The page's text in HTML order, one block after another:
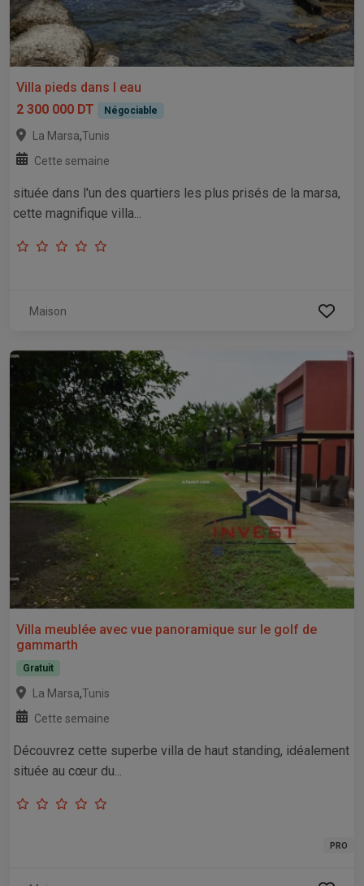
Villa pieds dans l eau
2 300 000 DT
Négociable
La Marsa,Tunis
Cette semaine
située dans l'un des quartiers les plus prisés de la marsa,
cette magnifique villa...
Maison
Villa meublée avec vue panoramique sur le golf de
gammarth
Gratuit
La Marsa,Tunis
Cette semaine
Découvrez cette superbe villa de haut standing, idéalement
située au cœur du...
PRO